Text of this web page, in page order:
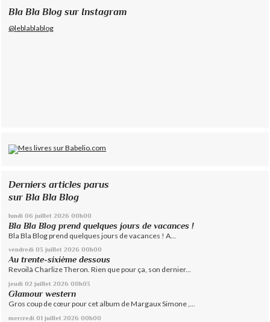
Bla Bla Blog sur Instagram
@leblablablog
Derniers articles parus
sur Bla Bla Blog
lundi 06 juillet 2026 00h00
Bla Bla Blog prend quelques jours de vacances !
Bla Bla Blog prend quelques jours de vacances ! A...
vendredi 03 juillet 2026 00h00
Au trente-sixième dessous
Revoilà Charlize Theron. Rien que pour ça, son dernier...
jeudi 02 juillet 2026 00h03
Glamour western
Gros coup de cœur pour cet album de Margaux Simone ,...
mercredi 01 juillet 2026 00h00